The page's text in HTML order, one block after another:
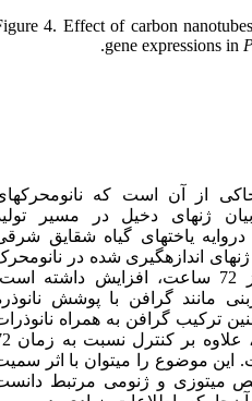
4. Effect of carbon
gene expressions in
از آن است که
ژن­های دخیل در مسیر
یاخته­ای گیاه شقایق
اندازه­گیری شده در
نقره گیاهی و شیمیایی پس از 72 ساعت، افزایش داشته
مانند گرافن با پوشش
ترکیب گرافن به همراه
نقره گیاهی، پس از 48
این موضوع را می­توان با اثر
میتوزی و ژنومی مرتبط